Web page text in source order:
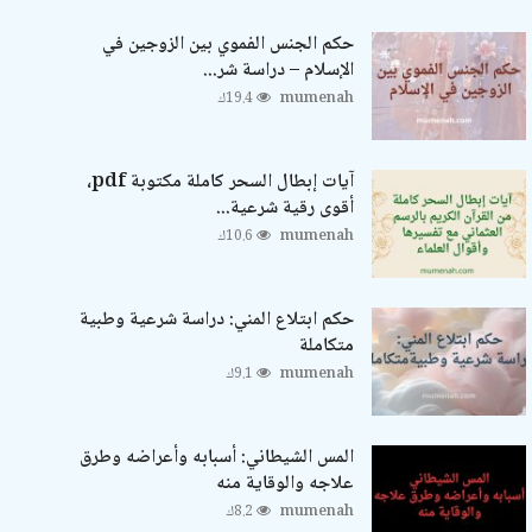
حكم الجنس الفموي بين الزوجين في
الإسلام – دراسة شر...
mumenah 19.4ك
آيات إبطال السحر كاملة مكتوبة pdf،
أقوى رقية شرعية...
mumenah 10.6ك
حكم ابتلاع المني: دراسة شرعية وطبية
متكاملة
mumenah 9.1ك
المس الشيطاني: أسبابه وأعراضه وطرق
علاجه والوقاية منه
mumenah 8.2ك